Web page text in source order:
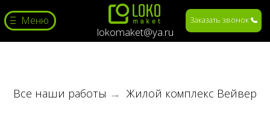
Меню Заказать звонок
lokomaket@ya.ru
Все наши работы → Жилой комплекс Вейвер